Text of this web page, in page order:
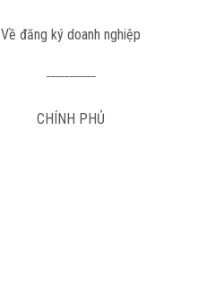
Về đăng ký doanh nghiệp
CHÍNH PHỦ